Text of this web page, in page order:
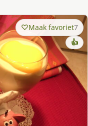
Maak favoriet7
👍